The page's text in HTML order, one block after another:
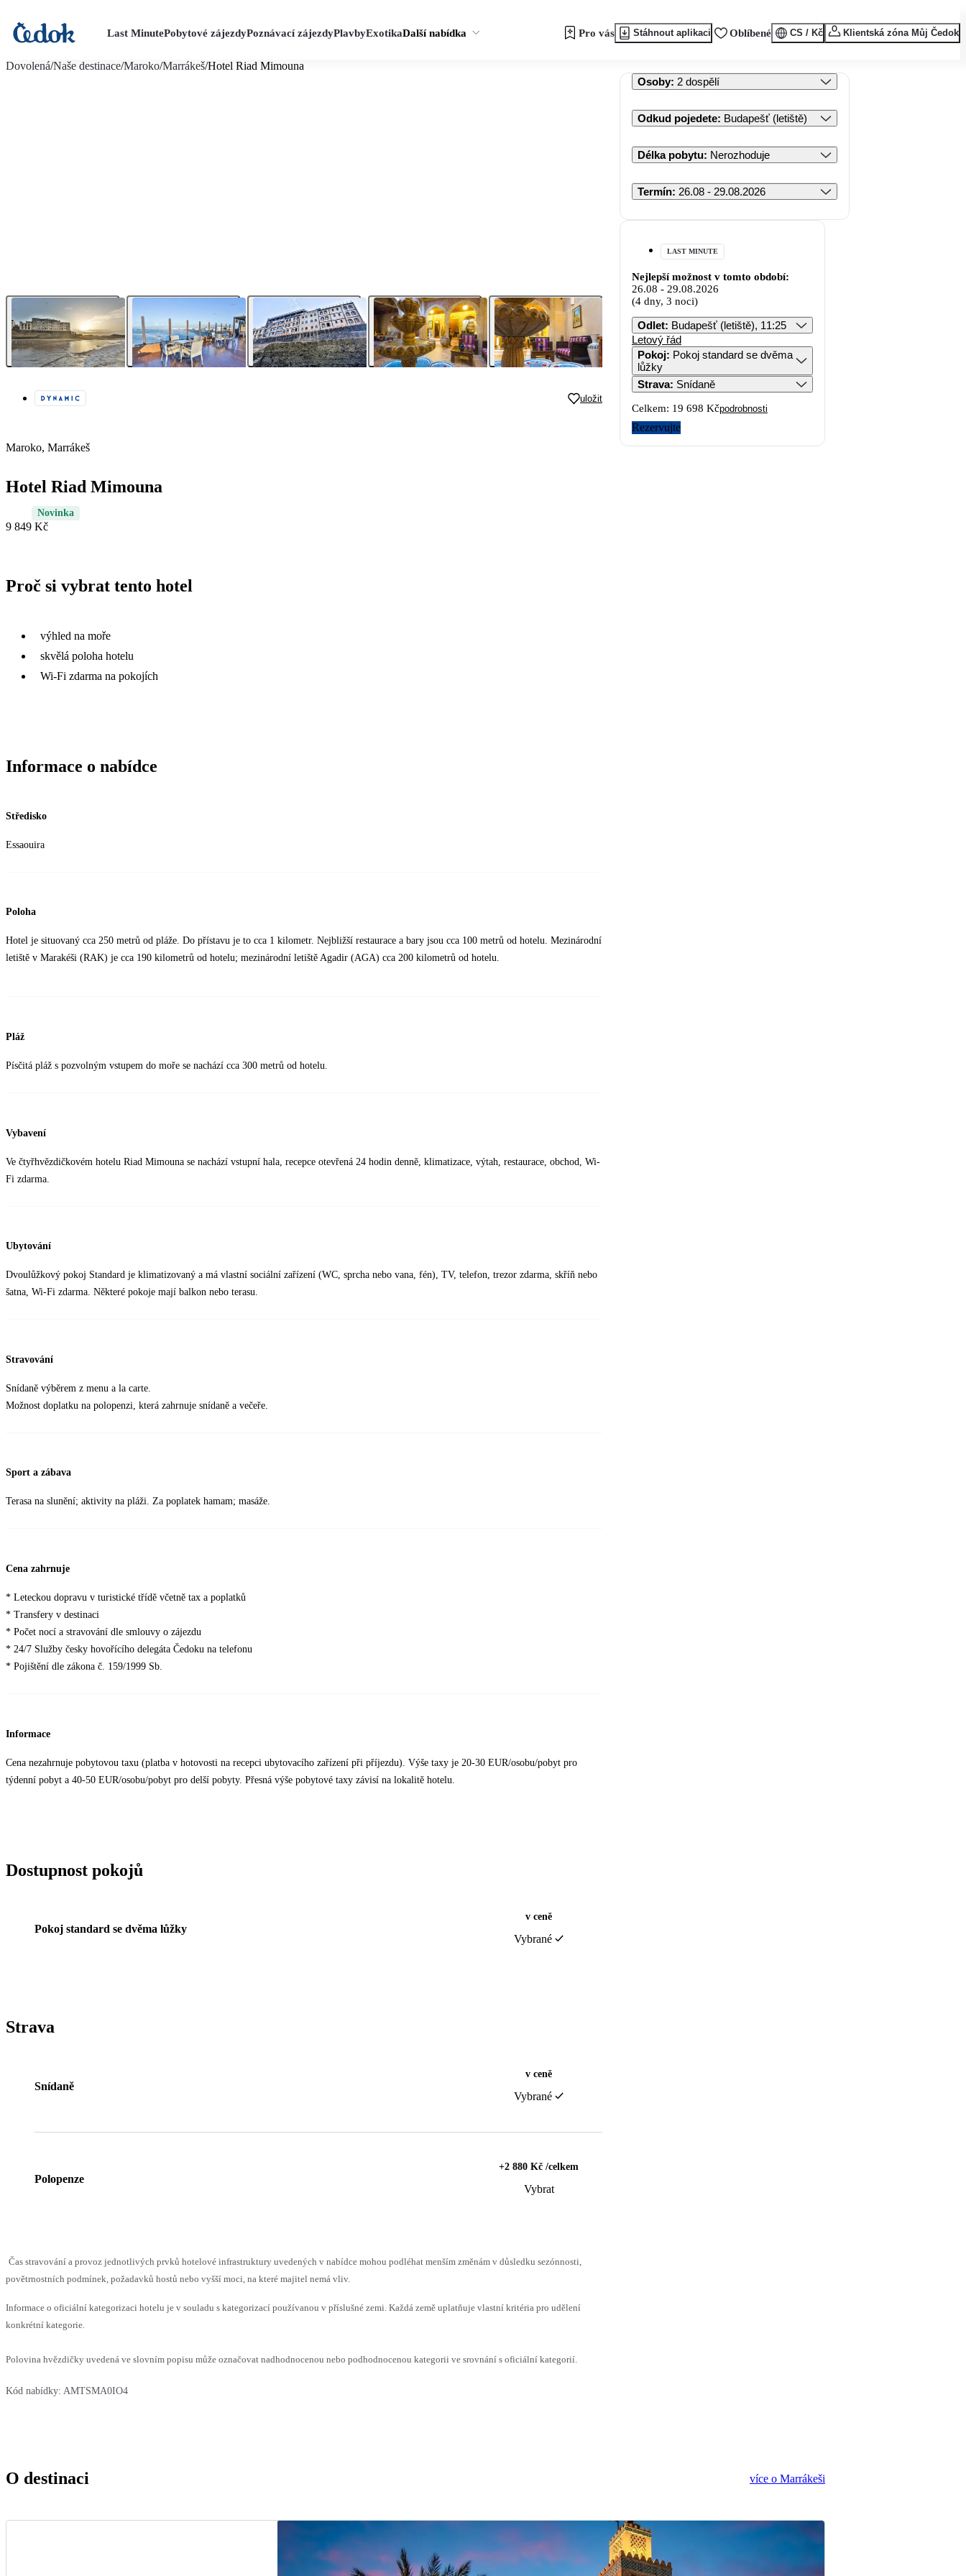
Last MinutePobytové zájezdyPoznávací zájezdyPlavbyExotikaDalší nabídka Pro vás Stáhnout aplikaci Oblíbené CS / Kč Klientská zóna Můj Čedok
Dovolená/Naše destinace/Maroko/Marrákeš/Hotel Riad Mimouna
uložit
Maroko, Marrákeš
Hotel Riad Mimouna
Novinka
9 849 Kč
Proč si vybrat tento hotel
výhled na moře
skvělá poloha hotelu
Wi-Fi zdarma na pokojích
Informace o nabídce
Středisko
Essaouira
Poloha
Hotel je situovaný cca 250 metrů od pláže. Do přístavu je to cca 1 kilometr. Nejbližší restaurace a bary jsou cca 100 metrů od hotelu. Mezinárodní
letiště v Marakéši (RAK) je cca 190 kilometrů od hotelu; mezinárodní letiště Agadir (AGA) cca 200 kilometrů od hotelu.
Pláž
Písčitá pláž s pozvolným vstupem do moře se nachází cca 300 metrů od hotelu.
Vybavení
Ve čtyřhvězdičkovém hotelu Riad Mimouna se nachází vstupní hala, recepce otevřená 24 hodin denně, klimatizace, výtah, restaurace, obchod, Wi-
Fi zdarma.
Ubytování
Dvoulůžkový pokoj Standard je klimatizovaný a má vlastní sociální zařízení (WC, sprcha nebo vana, fén), TV, telefon, trezor zdarma, skříň nebo
šatna, Wi-Fi zdarma. Některé pokoje mají balkon nebo terasu.
Stravování
Snídaně výběrem z menu a la carte.
Možnost doplatku na polopenzi, která zahrnuje snídaně a večeře.
Sport a zábava
Terasa na slunění; aktivity na pláži. Za poplatek hamam; masáže.
Cena zahrnuje
* Leteckou dopravu v turistické třídě včetně tax a poplatků
* Transfery v destinaci
* Počet nocí a stravování dle smlouvy o zájezdu
* 24/7 Služby česky hovořícího delegáta Čedoku na telefonu
* Pojištění dle zákona č. 159/1999 Sb.
Informace
Cena nezahrnuje pobytovou taxu (platba v hotovosti na recepci ubytovacího zařízení při příjezdu). Výše taxy je 20-30 EUR/osobu/pobyt pro
týdenní pobyt a 40-50 EUR/osobu/pobyt pro delší pobyty. Přesná výše pobytové taxy závisí na lokalitě hotelu.
Dostupnost pokojů
Pokoj standard se dvěma lůžky
v ceně
Vybrané
Strava
Snídaně
v ceně
Vybrané
Polopenze
+2 880 Kč /celkem
Vybrat
Čas stravování a provoz jednotlivých prvků hotelové infrastruktury uvedených v nabídce mohou podléhat menším změnám v důsledku sezónnosti,
povětrnostních podmínek, požadavků hostů nebo vyšší moci, na které majitel nemá vliv.
Informace o oficiální kategorizaci hotelu je v souladu s kategorizací používanou v příslušné zemi. Každá země uplatňuje vlastní kritéria pro udělení
konkrétní kategorie.
Polovina hvězdičky uvedená ve slovním popisu může označovat nadhodnocenou nebo podhodnocenou kategorii ve srovnání s oficiální kategorií.
Kód nabídky: AMTSMA0IO4
Osoby: 2 dospělí
Odkud pojedete: Budapešť (letiště)
Délka pobytu: Nerozhoduje
Termín: 26.08 - 29.08.2026
LAST MINUTE
Nejlepší možnost v tomto období:
26.08 - 29.08.2026
(4 dny, 3 noci)
Odlet: Budapešť (letiště), 11:25
Letový řád
Pokoj: Pokoj standard se dvěma
lůžky
Strava: Snídaně
Celkem: 19 698 Kčpodrobnosti
Rezervujte
O destinaci více o Marrákeši